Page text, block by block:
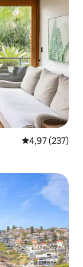
4,97 av 5 i
4,97 (237)